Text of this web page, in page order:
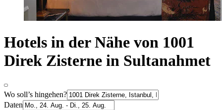
Hotels in der Nähe von 1001
Direk Zisterne in Sultanahmet
Wo soll’s hingehen?
Daten